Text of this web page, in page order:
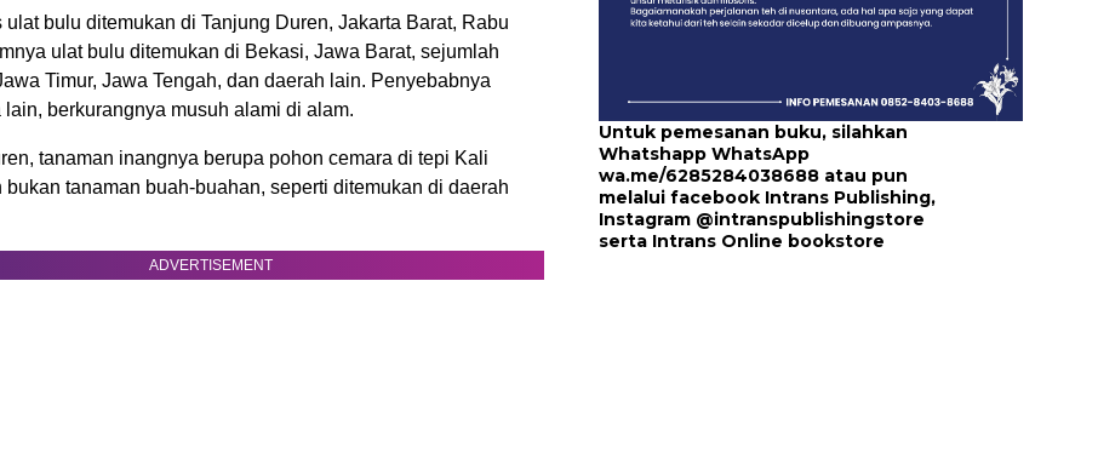
ulat bulu ditemukan di Tanjung Duren, Jakarta Barat, Rabu
ulat bulu ditemukan di Bekasi, Jawa Barat, sejumlah
Timur, Jawa Tengah, dan daerah lain. Penyebabnya
lain, berkurangnya musuh alami di alam.
tanaman inangnya berupa pohon cemara di tepi Kali
bukan tanaman buah-buahan, seperti ditemukan di daerah
ADVERTISEMENT
Untuk pemesanan buku, silahkan
Whatshapp WhatsApp
wa.me/6285284038688 atau pun
melalui facebook Intrans Publishing,
Instagram @intranspublishingstore
serta Intrans Online bookstore